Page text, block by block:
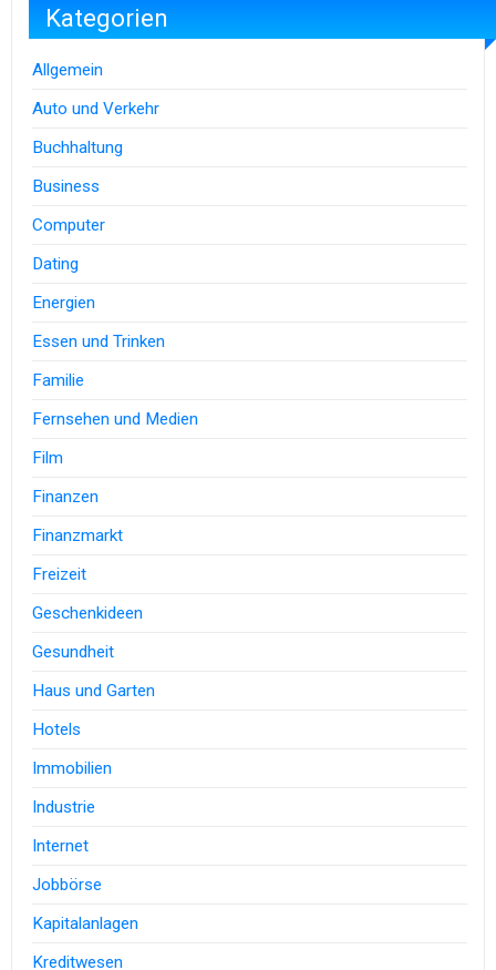
Kategorien
Allgemein
Auto und Verkehr
Buchhaltung
Business
Computer
Dating
Energien
Essen und Trinken
Familie
Fernsehen und Medien
Film
Finanzen
Finanzmarkt
Freizeit
Geschenkideen
Gesundheit
Haus und Garten
Hotels
Immobilien
Industrie
Internet
Jobbörse
Kapitalanlagen
Kreditwesen